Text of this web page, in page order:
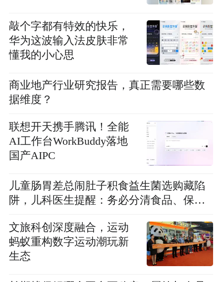
敲个字都有特效的快乐，
华为这波输入法皮肤非常
懂我的小心思
商业地产行业研究报告，真正需要哪些数
据维度？
联想开天携手腾讯！全能
AI工作台WorkBuddy落地
国产AIPC
儿童肠胃差总闹肚子积食益生菌选购藏陷
阱，儿科医生提醒：务必分清食品、保健
文旅科创深度融合，运动
蚂蚁重构数字运动潮玩新
生态